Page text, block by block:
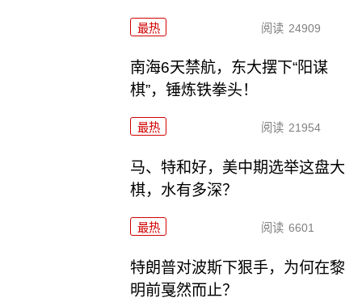
最热 阅读 24909
南海6天禁航，东大摆下“阳谋
棋”，锤炼铁拳头！
最热 阅读 21954
马、特和好，美中期选举这盘大
棋，水有多深？
最热 阅读 6601
特朗普对波斯下狠手，为何在黎
明前戛然而止？